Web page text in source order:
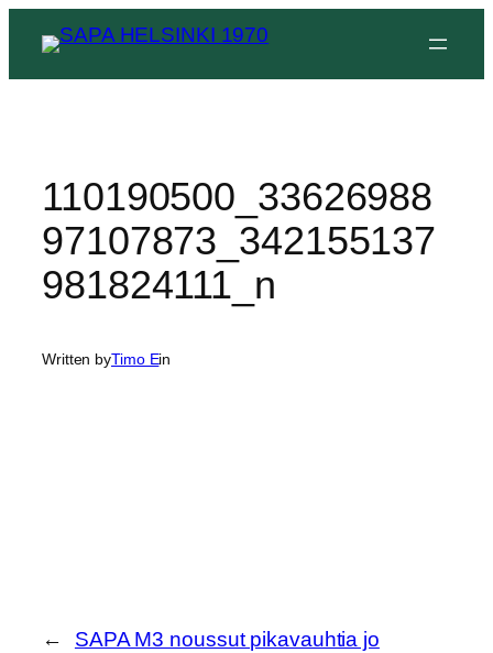
sisältöön
110190500_33626988
97107873_342155137
981824111_n
Written byTimo Ein
←
SAPA M3 noussut pikavauhtia jo